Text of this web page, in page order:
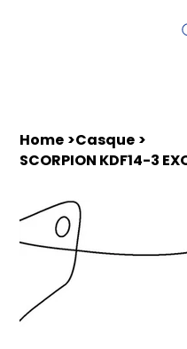
Home >Casque >